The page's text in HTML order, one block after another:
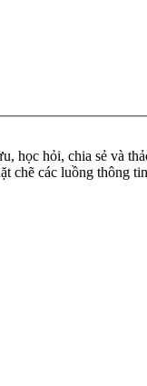
hỏi, chia sẻ và
các luồng thông